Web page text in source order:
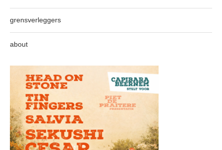
grensverleggers
about